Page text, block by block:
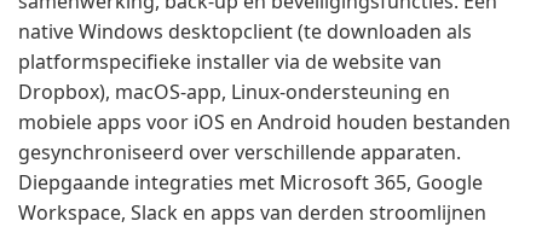
native Windows desktopclient (te downloaden als
platformspecifieke installer via de website van
Dropbox), macOS-app, Linux-ondersteuning en
mobiele apps voor iOS en Android houden bestanden
gesynchroniseerd over verschillende apparaten.
Diepgaande integraties met Microsoft 365, Google
Workspace, Slack en apps van derden stroomlijnen